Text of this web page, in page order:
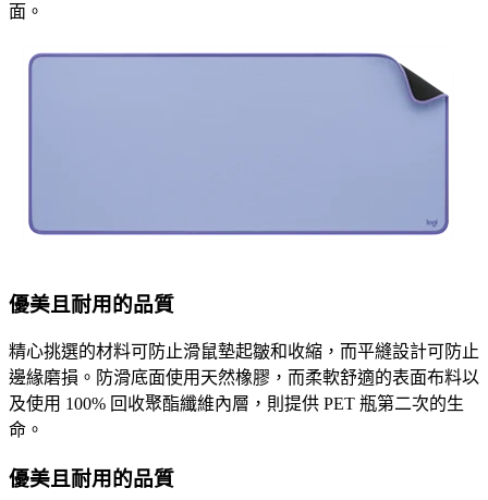
面。
優美且耐用的品質
精心挑選的材料可防止滑鼠墊起皺和收縮，而平縫設計可防止
邊緣磨損。防滑底面使用天然橡膠，而柔軟舒適的表面布料以
及使用 100% 回收聚酯纖維內層，則提供 PET 瓶第二次的生
命。
優美且耐用的品質